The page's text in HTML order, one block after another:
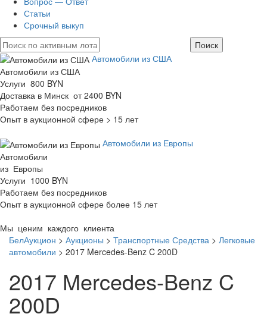
Статьи
Срочный выкуп
Автомобили из США
Автомобили из США
Услуги 800 BYN
Доставка в Минск от 2400 BYN
Работаем без посредников
Опыт в аукционной сфере > 15 лет
Автомобили из Европы
Автомобили
из Европы
Услуги 1000 BYN
Работаем без посредников
Опыт в аукционной сфере более 15 лет
Мы ценим каждого клиента
БелАукцион > Аукционы > Транспортные Средства > Легковые
автомобили > 2017 Mercedes-Benz C 200D
2017 Mercedes-Benz C
200D